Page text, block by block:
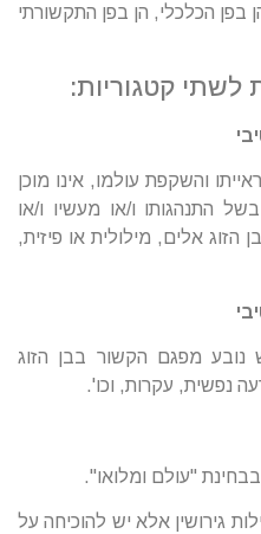
בפן הכלכלי, הן בפן התקשורתי
לשתי קטגוריות:
והשקפת עולמו, אינו מוכן
התנהגותו ו/או מעשיו ו/או
אלים, מילולית או פיזית,
מפגם הקשור בבן הזוג
נפשית, עקרות, וכו'.
"עולם ומלואו".
גירושין אלא יש להוכיחה על